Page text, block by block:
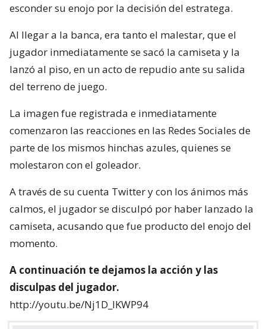
esconder su enojo por la decisión del estratega.
Al llegar a la banca, era tanto el malestar, que el
jugador inmediatamente se sacó la camiseta y la
lanzó al piso, en un acto de repudio ante su salida
del terreno de juego.
La imagen fue registrada e inmediatamente
comenzaron las reacciones en las Redes Sociales de
parte de los mismos hinchas azules, quienes se
molestaron con el goleador.
A través de su cuenta Twitter y con los ánimos más
calmos, el jugador se disculpó por haber lanzado la
camiseta, acusando que fue producto del enojo del
momento.
A continuación te dejamos la acción y las
disculpas del jugador.
http://youtu.be/Nj1D_IKWP94